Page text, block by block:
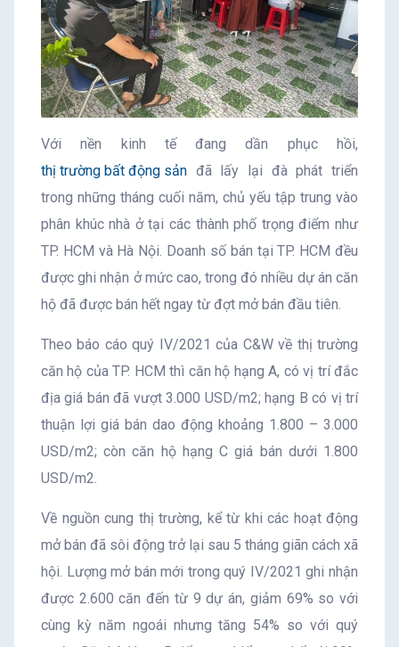
Với nền kinh tế đang dần phục hồi,
thị trường bất động sản đã lấy lại đà phát triển
trong những tháng cuối năm, chủ yếu tập trung vào
phân khúc nhà ở tại các thành phố trọng điểm như
TP. HCM và Hà Nội. Doanh số bán tại TP. HCM đều
được ghi nhận ở mức cao, trong đó nhiều dự án căn
hộ đã được bán hết ngay từ đợt mở bán đầu tiên.
Theo báo cáo quý IV/2021 của C&W về thị trường
căn hộ của TP. HCM thì căn hộ hạng A, có vị trí đắc
địa giá bán đã vượt 3.000 USD/m2; hạng B có vị trí
thuận lợi giá bán dao động khoảng 1.800 – 3.000
USD/m2; còn căn hộ hạng C giá bán dưới 1.800
USD/m2.
Về nguồn cung thị trường, kể từ khi các hoạt động
mở bán đã sôi động trở lại sau 5 tháng giãn cách xã
hội. Lượng mở bán mới trong quý IV/2021 ghi nhận
được 2.600 căn đến từ 9 dự án, giảm 69% so với
cùng kỳ năm ngoái nhưng tăng 54% so với quý